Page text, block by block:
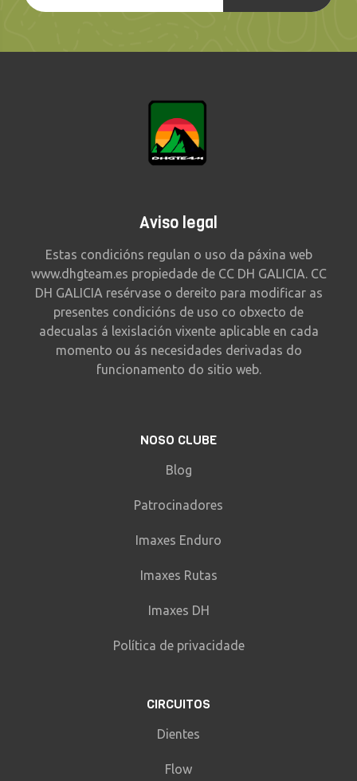
Aviso legal
Estas condicións regulan o uso da páxina web
www.dhgteam.es propiedade de CC DH GALICIA. CC
DH GALICIA resérvase o dereito para modificar as
presentes condicións de uso co obxecto de
adecualas á lexislación vixente aplicable en cada
momento ou ás necesidades derivadas do
funcionamento do sitio web.
NOSO CLUBE
Blog
Patrocinadores
Imaxes Enduro
Imaxes Rutas
Imaxes DH
Política de privacidade
CIRCUITOS
Dientes
Flow